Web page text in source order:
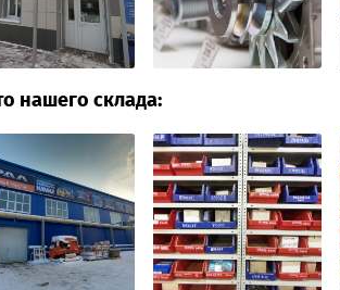
нашего склада: